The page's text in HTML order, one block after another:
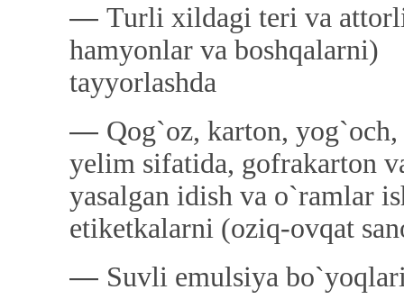
― Turli xildagi teri va
hamyonlar va boshqalarni)
tayyorlashda
― Qog`oz, karton,
yelim sifatida, gofrakarton
yasalgan idish va o`ramlar
etiketkalarni (oziq-ovqat
― Suvli emulsiya